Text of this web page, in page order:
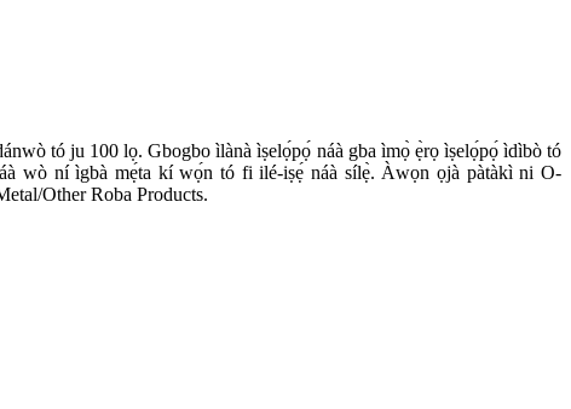
tó ju 100 lọ. Gbogbo ìlànà ìṣelọ́pọ́ náà gba ìmọ̀ ẹ̀rọ ìṣelọ́pọ́ ìdìbò tó
wò ní ìgbà mẹ́ta kí wọ́n tó fi ilé-iṣẹ́ náà sílẹ̀. Àwọn ọjà pàtàkì ni O-
Other Roba Products.